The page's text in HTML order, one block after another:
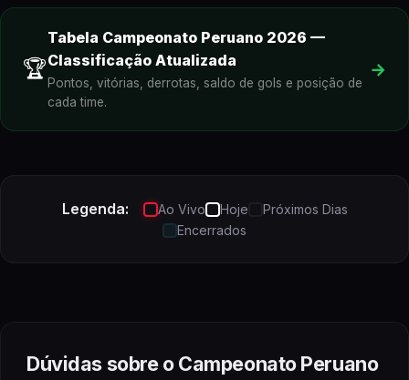
Campeonato Peruano
🏆
Tabela Campeonato Peruano 2026 —
Classificação Atualizada
Pontos, vitórias, derrotas, saldo de gols e posição de
cada time.
→
Legenda: Ao Vivo Hoje
Próximos Dias
Encerrados
Dúvidas sobre oCampeonato Peruano